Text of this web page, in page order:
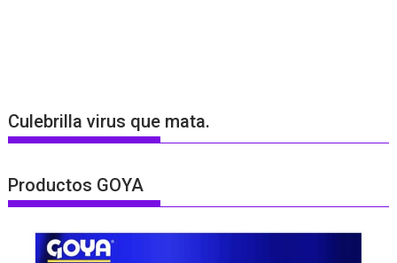
Culebrilla virus que mata.
Productos GOYA